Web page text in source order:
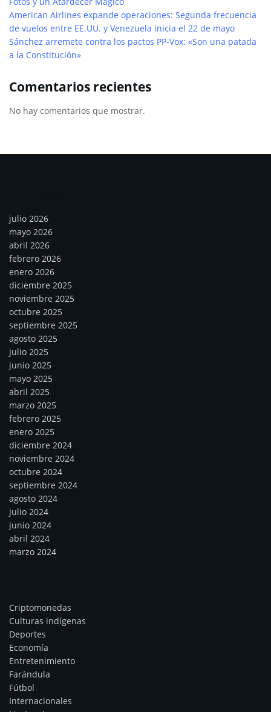
American Airlines expande operaciones: Segunda frecuencia
de vuelos entre EE.UU. y Venezuela inicia el 22 de mayo
Sánchez arremete contra los pactos PP-Vox: «Son una patada
a la Constitución»
Comentarios recientes
No hay comentarios que mostrar.
julio 2026
mayo 2026
abril 2026
febrero 2026
enero 2026
diciembre 2025
noviembre 2025
octubre 2025
septiembre 2025
agosto 2025
julio 2025
junio 2025
mayo 2025
abril 2025
marzo 2025
febrero 2025
enero 2025
diciembre 2024
noviembre 2024
octubre 2024
septiembre 2024
agosto 2024
julio 2024
junio 2024
abril 2024
marzo 2024
Criptomonedas
Culturas indígenas
Deportes
Economía
Entretenimiento
Farándula
Fútbol
Internacionales